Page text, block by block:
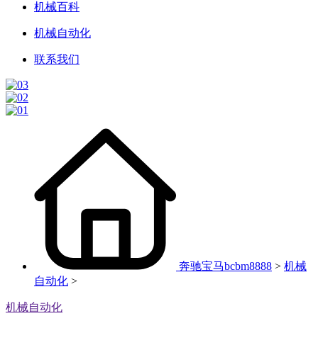
机械百科
机械自动化
联系我们
奔驰宝马bcbm8888 > 机械
自动化 >
机械自动化